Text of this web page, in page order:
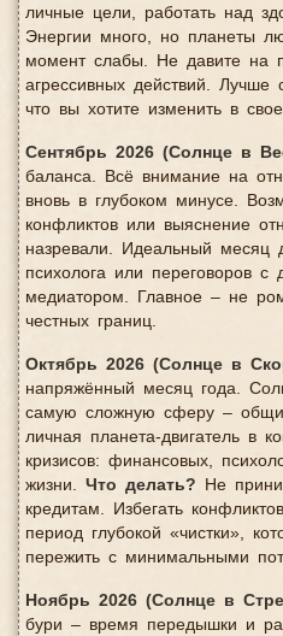
личные цели, работать над
Энергии много, но планеты
момент слабы. Не давите на
агрессивных действий. Лучше
что вы хотите изменить в
Сентябрь 2026 (Солнце в
баланса. Всё внимание на
вновь в глубоком минусе.
конфликтов или выяснение
назревали. Идеальный месяц
психолога или переговоров
медиатором. Главное – не
честных границ.
Октябрь 2026 (Солнце в
напряжённый месяц года.
самую сложную сферу –
личная планета-двигатель в
кризисов: финансовых,
жизни. Что делать? Не
кредитам. Избегать
период глубокой «чистки»,
пережить с минимальными
Ноябрь 2026 (Солнце в
бури – время передышки и